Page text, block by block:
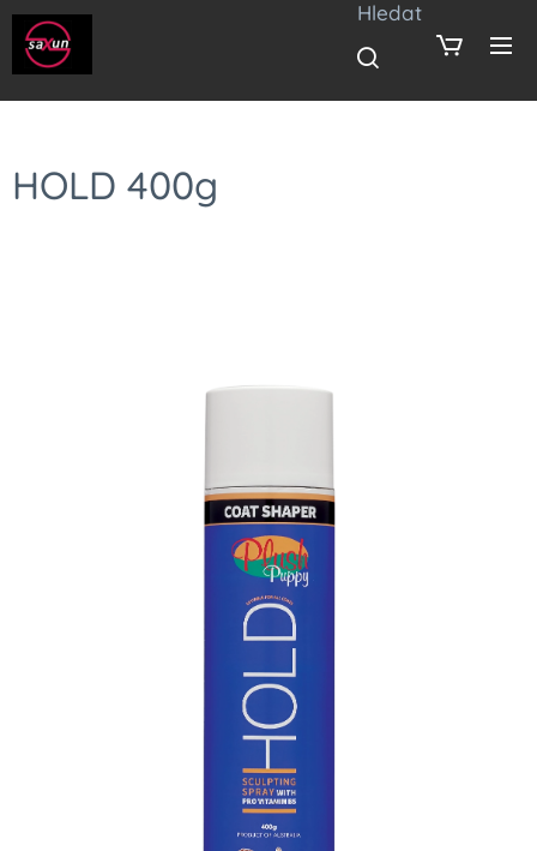
Hledat
HOLD 400g